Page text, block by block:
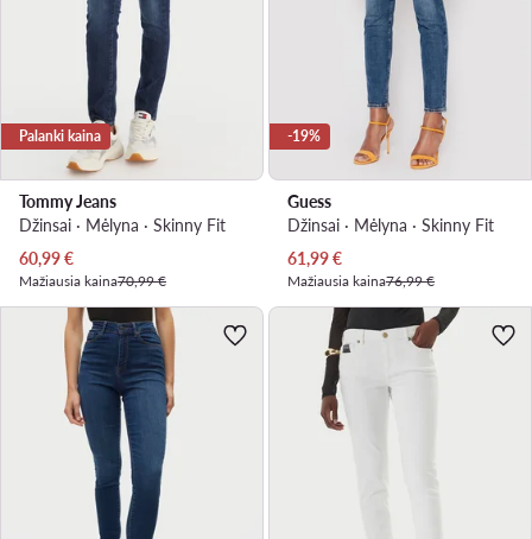
Palanki kaina
Tommy Jeans
Džinsai · Mėlyna · Skinny Fit
Dabartinė kaina
60,99€
Mažiausia kaina70,99 €
-19%
Guess
Džinsai · Mėlyna · Skinny Fit
Dabartinė kaina
61,99€
Mažiausia kaina76,99 €